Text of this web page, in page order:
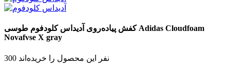
کفش پیاده‌روی آدیداس کلودفوم طوسی
Adidas Cloudfoam
Novafvse X gray
300 نفر این محصول را خریده‌اند